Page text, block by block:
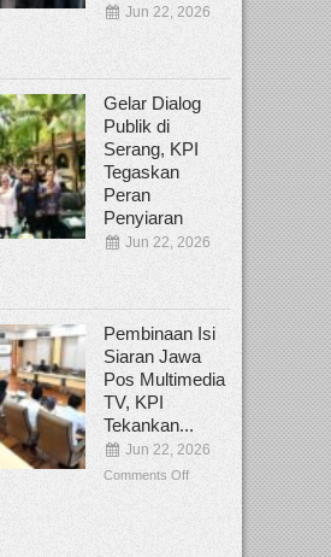
Jun 22, 2026
Gelar Dialog
Publik di
Serang, KPI
Tegaskan
Peran
Penyiaran
Jun 22, 2026
Pembinaan Isi
Siaran Jawa
Pos Multimedia
TV, KPI
Tekankan...
Jun 22, 2026
Comments Off